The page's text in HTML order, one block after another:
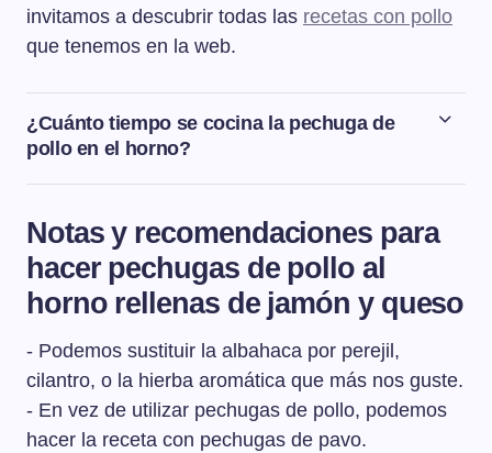
invitamos a descubrir todas las recetas con pollo
que tenemos en la web.
¿Cuánto tiempo se cocina la pechuga de
pollo en el horno?
El tiempo para cocinar la pechuga de pollo en el horno
Si hacemos filetes de pechuga al horno en 15-20
minutos aproximadamente estarán listos pero si
hacemos la pechuga entera necesitará unos 30-40
minutos aproximadamente dependiendo del tamaño.
Notas y recomendaciones para
hacer pechugas de pollo al
horno rellenas de jamón y queso
- Podemos sustituir la albahaca por perejil,
cilantro, o la hierba aromática que más nos guste.
- En vez de utilizar pechugas de pollo, podemos
hacer la receta con pechugas de pavo.